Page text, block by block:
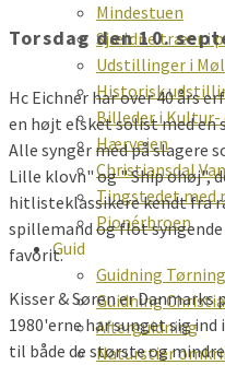
Mindestuen
Sjældne træer i
Udstillinger i
Historisk
Billeder i
Hærvejen
Christiansdal
Tingstedet med
Pionérbroen
Guid
Guidning
Guidning
Afterguidning
Naturstier
Torsdag den 10.
Hc Eichner har over 40 års
en højt elsket solist med en
Alle synger med på slagere
Lille klovn" og " Ship ohøj",
hitlisteklassikere kendt fra
spillemand og flot
favorit.
Kisser & Søren er
1980'erne har sunget sig
til både de største og